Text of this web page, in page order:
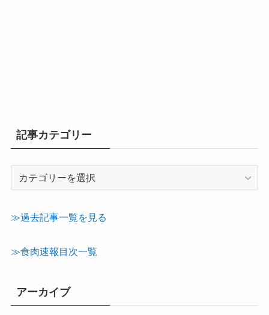
記事カテゴリー
テ
≫過去記事一覧を見る
≫食肉速報目次一覧
アーカイブ